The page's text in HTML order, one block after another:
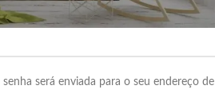
será enviada para o seu endereço de